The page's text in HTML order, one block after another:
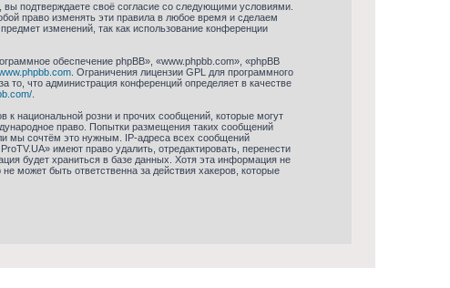
подтверждаете своё согласие со следующими условиями.
право изменять эти правила в любое время и сделаем
изменений, так как использование конференции
обеспечение phpBB», «www.phpbb.com», «phpBB
. Ограничения лицензии GPL для программного
то, что администрация конференций определяет в качестве
национальной розни и прочих сообщений, которые могут
право. Попытки размещения таких сообщений
мы сочтём это нужным. IP-адреса всех сообщений
имеют право удалить, отредактировать, перенести
будет храниться в базе данных. Хотя эта информация не
может быть ответственна за действия хакеров, которые